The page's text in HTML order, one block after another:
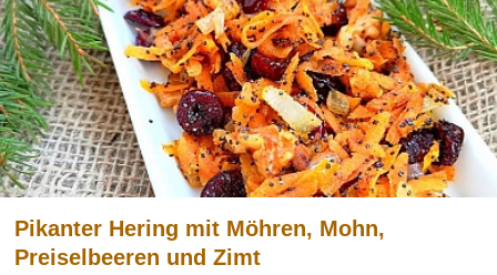
Pikanter Hering mit Möhren, Mohn,
Preiselbeeren und Zimt